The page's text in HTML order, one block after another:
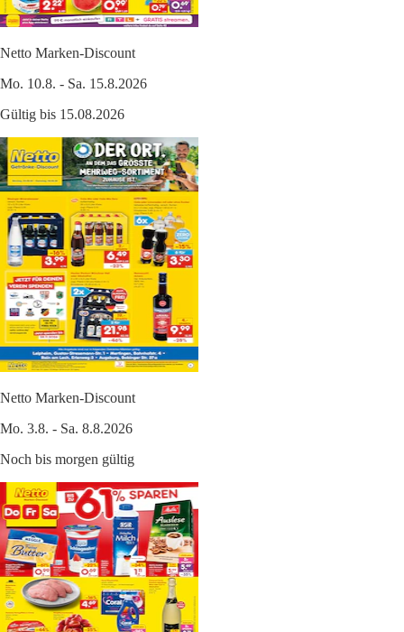
Netto Marken-Discount
Mo. 10.8. - Sa. 15.8.2026
Gültig bis 15.08.2026
Netto Marken-Discount
Mo. 3.8. - Sa. 8.8.2026
Noch bis morgen gültig